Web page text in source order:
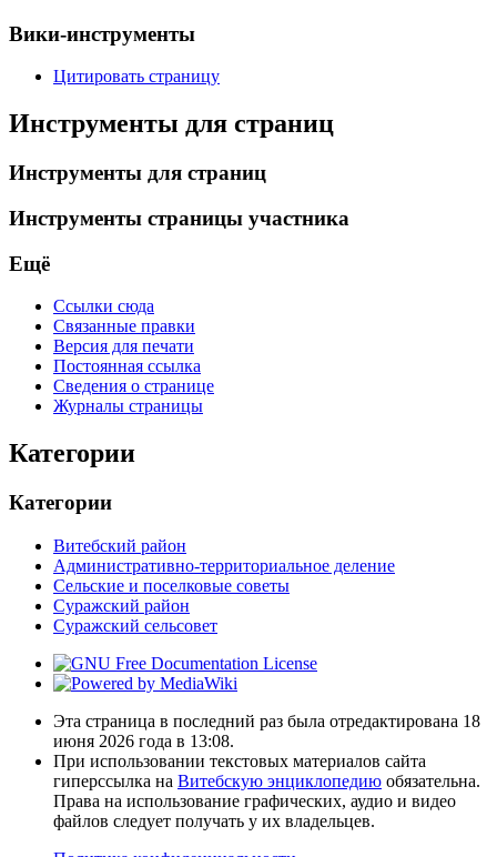
Вики-инструменты
Цитировать страницу
Инструменты для страниц
Инструменты для страниц
Инструменты страницы участника
Ещё
Ссылки сюда
Связанные правки
Версия для печати
Постоянная ссылка
Сведения о странице
Журналы страницы
Категории
Категории
Витебский район
Административно-территориальное деление
Сельские и поселковые советы
Суражский район
Суражский сельсовет
Эта страница в последний раз была отредактирована 18
июня 2026 года в 13:08.
При использовании текстовых материалов сайта
гиперссылка на Витебскую энциклопедию обязательна.
Права на использование графических, аудио и видео
файлов следует получать у их владельцев.